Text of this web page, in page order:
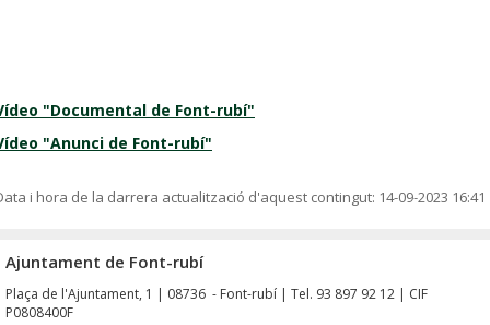
"Documental de Font-rubí"
"Anunci de Font-rubí"
i hora de la darrera actualització d'aquest contingut: 14-09-2023 16:41
Ajuntament de Font-rubí
Plaça de l'Ajuntament, 1 | 08736 - Font-rubí | Tel. 93 897 92 12 | CIF
P0808400F